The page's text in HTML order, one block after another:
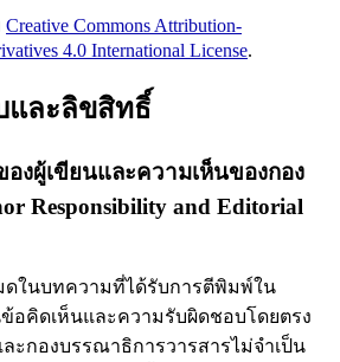
Creative Commons Attribution-
4.0 International License.
และลิขสิทธิ์
งผู้เขียนและความเห็นของกอง
Responsibility and Editorial
ในบทความที่ได้รับการตีพิมพ์ใน
ข้อคิดเห็นและความรับผิดชอบโดยตรง
ะกองบรรณาธิการวารสารไม่จำเป็น